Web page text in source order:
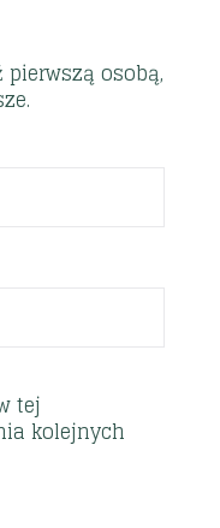
osobą,
tej
kolejnych